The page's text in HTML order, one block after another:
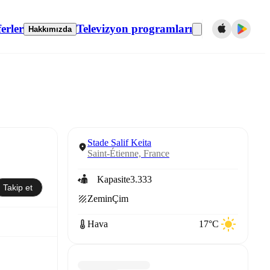
Hakkımızda Televizyon programları
Takip et
Stade Salif Keita
Saint-Étienne, France
Kapasite3.333
ZeminÇim
Hava 17°C